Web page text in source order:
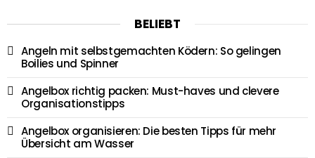
BELIEBT
Angeln mit selbstgemachten Ködern: So gelingen
Boilies und Spinner
Angelbox richtig packen: Must-haves und clevere
Organisationstipps
Angelbox organisieren: Die besten Tipps für mehr
Übersicht am Wasser